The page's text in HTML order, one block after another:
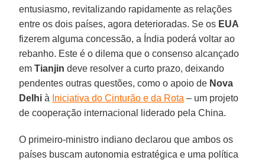
entusiasmo, revitalizando rapidamente as relações
entre os dois países, agora deterioradas. Se os EUA
fizerem alguma concessão, a Índia poderá voltar ao
rebanho. Este é o dilema que o consenso alcançado
emTianjin deve resolver a curto prazo, deixando
pendentes outras questões, como o apoio de Nova
Delhi à Iniciativa do Cinturão e da Rota – um projeto
de cooperação internacional liderado pela China.
O primeiro-ministro indiano declarou que ambos os
países buscam autonomia estratégica e uma política